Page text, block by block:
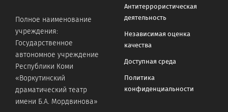
Полное наименование
учреждения:
Государственное
автономное учреждение
Республики Коми
«Воркутинский
драматический театр
имени Б.А. Мордвинова»
Антитеррористическая
деятельность
Независимая оценка
качества
Доступная среда
Политика
конфиденциальности